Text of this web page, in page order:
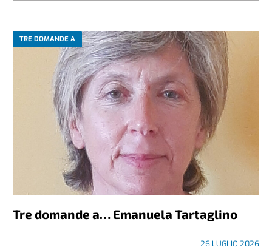
TRE DOMANDE A
Tre domande a… Emanuela Tartaglino
26 LUGLIO 2026